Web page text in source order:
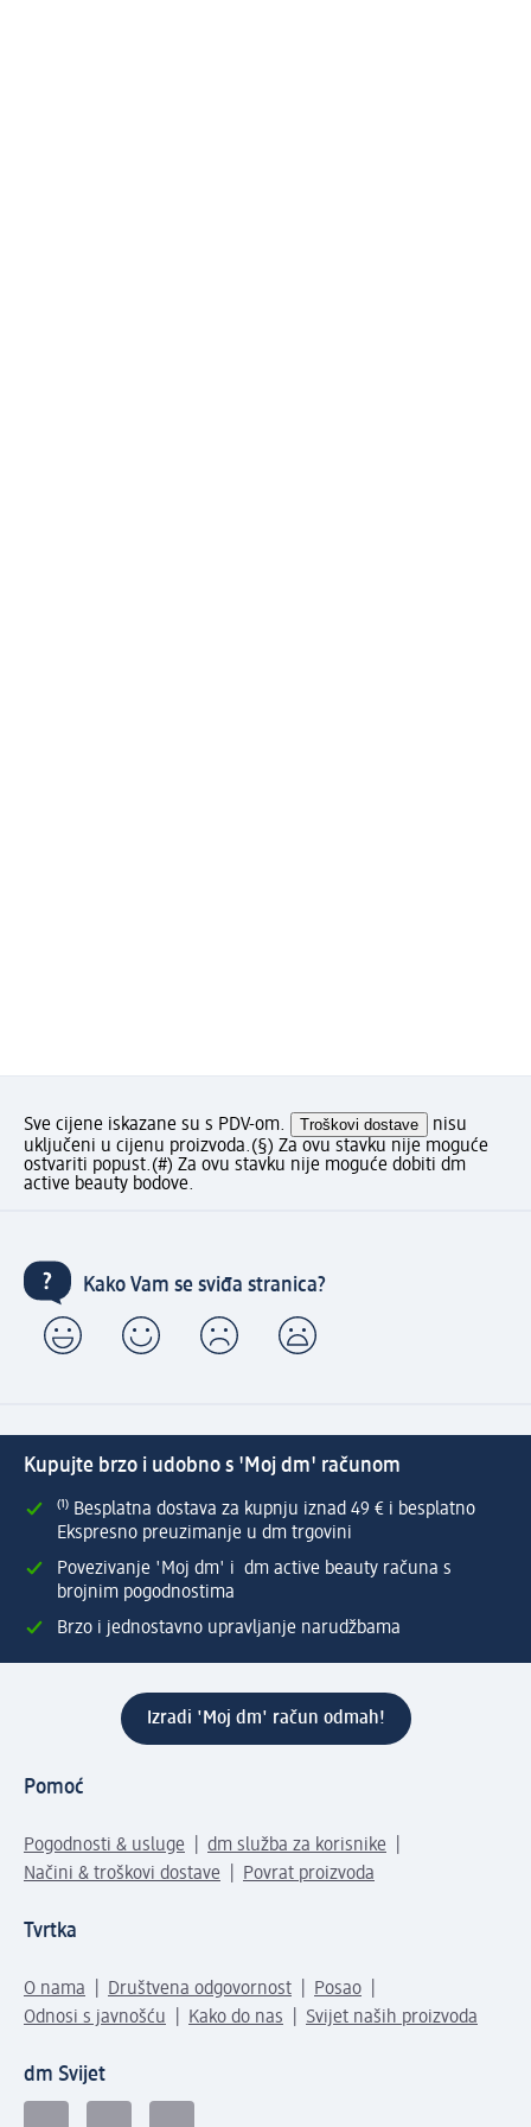
Sve cijene iskazane su s PDV-om. Troškovi dostave
nisu
uključeni u cijenu proizvoda.(§) Za ovu stavku nije moguće
ostvariti popust.(#) Za ovu stavku nije moguće dobiti dm
active beauty bodove.
Kako Vam se sviđa stranica?
Kupujte brzo i udobno s 'Moj dm' računom
⁽¹⁾ Besplatna dostava za kupnju iznad 49 € i besplatno
Ekspresno preuzimanje u dm trgovini
Povezivanje 'Moj dm' i dm active beauty računa s
brojnim pogodnostima
Brzo i jednostavno upravljanje narudžbama
Izradi 'Moj dm' račun odmah!
Pomoć
Pogodnosti & usluge
dm služba za korisnike
Načini & troškovi dostave
Povrat proizvoda
Tvrtka
O nama Društvena odgovornost
Posao
Odnosi s javnošću
Kako do nas Svijet naših proizvoda
dm Svijet